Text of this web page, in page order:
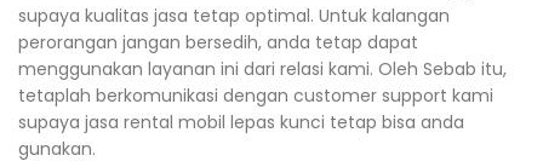
supaya kualitas jasa tetap optimal. Untuk kalangan
perorangan jangan bersedih, anda tetap dapat
menggunakan layanan ini dari relasi kami. Oleh Sebab itu,
tetaplah berkomunikasi dengan customer support kami
supaya jasa rental mobil lepas kunci tetap bisa anda
gunakan.